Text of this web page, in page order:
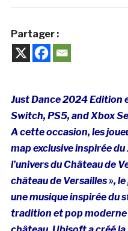
Partager :
Just Dance 2024 Edition
Switch, PS5, and Xbox
A cette occasion, les
map exclusive inspirée
l’univers du Château de
château de Versailles »,
une musique inspirée du
tradition et pop moderne